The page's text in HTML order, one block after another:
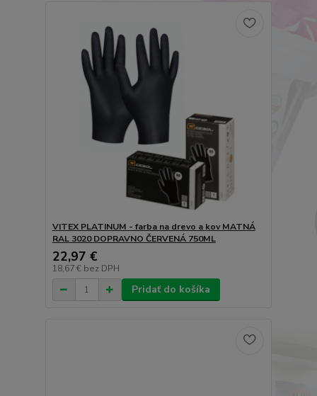
VITEX PLATINUM - farba na drevo a kov MATNÁ
RAL 3020 DOPRAVNO ČERVENÁ 750ML
22,97 €
18,67 € bez DPH
Pridať do košíka